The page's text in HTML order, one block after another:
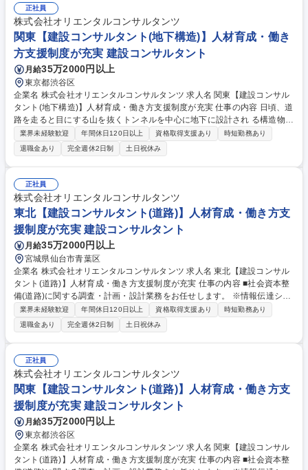
な環境対策を提案します。 《低炭素/エネルギー》地域や事業の方針/計画
立案を担当。太陽光発電事業、小水力事業の導入検討等、地域の再生エネ
ルギー事業の方針/計画立案の提案を行います。 募集職種 関東【建設コン
サルタント(環境)】人材育成・働き方支援制度が充実
正社員
株式会社オリエンタルコンサルタンツ
関東【建設コンサルタント(地下構造)】人材育成・働き
方支援制度が充実 建設コンサルタント
月給35万2000円以上
東京都渋谷区
企業名 株式会社オリエンタルコンサルタンツ 求人名 関東【建設コンサル
タント(地下構造)】人材育成・働き方支援制度が充実 仕事の内容 日頃、道
路を走ると目にする山を抜くトンネルを中心に地下に設計され る構造物の
計画・調査・設計から点検・補修設計を行って頂きます。 ・計画・調査で
は現地状況や調査データを基に設計現場の状況を整理。 ・設計では、調査
結果の分析や構造解析を基にデザインを確定し、工事現場で使う図面や数
量、施工計画のとりまとめを補助します。 ・点検・補修で実際の現場作業
も経験し、インフラ保全を守る使命感を育てながら、変状に応じた対策設
計を行います。 ・地盤評価の専門家として斜面災害対策や土木工事に伴う
渇水対策等の分野にも取り組んで頂きます。 募集職種 関東【建設コンサ
ルタント(地下構造)】人材育成・働き方支援制度が充実
業界未経験歓迎 年間休日120日以上 資格取得支援あり
時短勤務あり
退職金あり
完全週休2日制 土日祝休み
正社員
株式会社オリエンタルコンサルタンツ
東北【建設コンサルタント(道路)】人材育成・働き方支
援制度が充実 建設コンサルタント
月給35万2000円以上
宮城県仙台市青葉区
企業名 株式会社オリエンタルコンサルタンツ 求人名 東北【建設コンサル
タント(道路)】人材育成・働き方支援制度が充実 仕事の内容 ■社会資本整
備(道路)に関する調査・計画・設計業務をお任せします。 ※情報伝達シス
テムも駆使した総合的な提案が可能。技術力は、新規開発・拡張計画、運
営、維持管理等、幅広く提供する程の評価を獲得 ・交通計画、橋梁、地下
構造、景観、環境、防災の各グループが協働し多角的な視点から、すべて
の利用者にとって『安心』『安全』『快適』な道路空間の提供をサポート
していきます。 《設計事例》 知多半島道路半田中央JCT詳細設計/大橋JC
T/RAB予備設計、詳細設計/東海環状道路岐阜地区PA詳細設計業務/スマー
トIC検討、設計など 募集職種 東北【建設コンサルタント(道路)】人材育
成・働き方支援制度が充実
業界未経験歓迎 年間休日120日以上 資格取得支援あり
時短勤務あり
退職金あり
完全週休2日制 土日祝休み
正社員
株式会社オリエンタルコンサルタンツ
関東【建設コンサルタント(道路)】人材育成・働き方支
援制度が充実 建設コンサルタント
月給35万2000円以上
東京都渋谷区
企業名 株式会社オリエンタルコンサルタンツ 求人名 関東【建設コンサル
タント(道路)】人材育成・働き方支援制度が充実 仕事の内容 ■社会資本整